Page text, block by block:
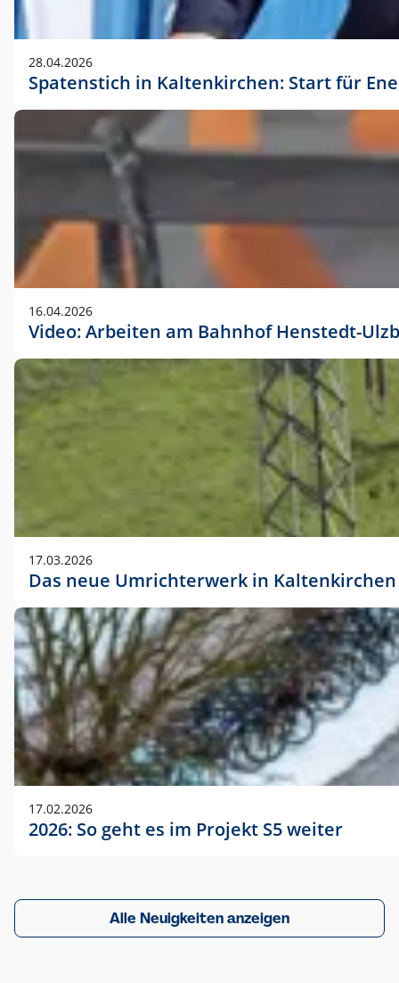
28.04.2026
Spatenstich in Kaltenkirchen: Start für
16.04.2026
Video: Arbeiten am Bahnhof Henstedt-
17.03.2026
Das neue Umrichterwerk in Kaltenkirchen
17.02.2026
2026: So geht es im Projekt S5 weiter
Alle Neuigkeiten anzeigen